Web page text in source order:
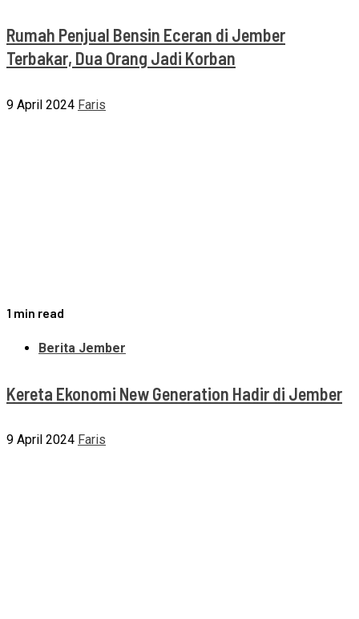
Rumah Penjual Bensin Eceran di Jember
Terbakar, Dua Orang Jadi Korban
9 April 2024 Faris
1 min read
Berita Jember
Kereta Ekonomi New Generation Hadir di Jember
9 April 2024 Faris